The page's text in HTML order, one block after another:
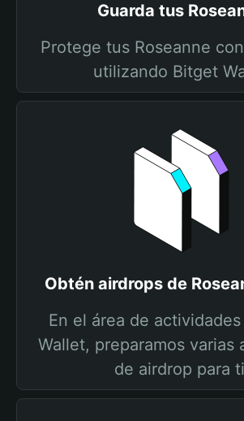
Guarda tus
Protege tus Roseanne
utilizando Bitget
Obtén airdrops de
En el área de
Wallet, preparamos varias
de airdrop para